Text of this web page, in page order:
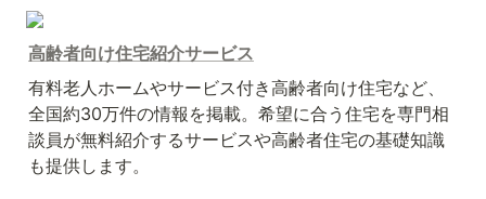
高齢者向け住宅紹介サービス
有料老人ホームやサービス付き高齢者向け住宅など、
全国約30万件の情報を掲載。希望に合う住宅を専門相
談員が無料紹介するサービスや高齢者住宅の基礎知識
も提供します。